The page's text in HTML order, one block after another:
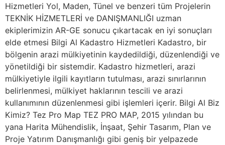
Hizmetleri Yol, Maden, Tünel ve benzeri tüm Projelerin
TEKNİK HİZMETLERİ ve DANIŞMANLIĞI uzman
ekiplerimizin AR-GE sonucu çıkartacak en iyi sonuçları
elde etmesi Bilgi Al Kadastro Hizmetleri Kadastro, bir
bölgenin arazi mülkiyetinin kaydedildiği, düzenlendiği ve
yönetildiği bir sistemdir. Kadastro hizmetleri, arazi
mülkiyetiyle ilgili kayıtların tutulması, arazi sınırlarının
belirlenmesi, mülkiyet haklarının tescili ve arazi
kullanımının düzenlenmesi gibi işlemleri içerir. Bilgi Al Biz
Kimiz? Tez Pro Map TEZ PRO MAP, 2015 yılından bu
yana Harita Mühendislik, İnşaat, Şehir Tasarım, Plan ve
Proje Yatırım Danışmanlığı gibi geniş bir yelpazede